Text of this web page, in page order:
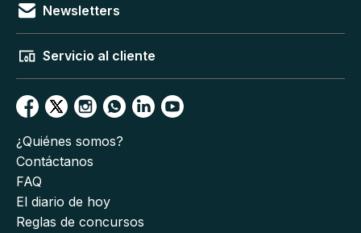
Newsletters
Servicio al cliente
¿Quiénes somos?
Contáctanos
FAQ
El diario de hoy
Reglas de concursos